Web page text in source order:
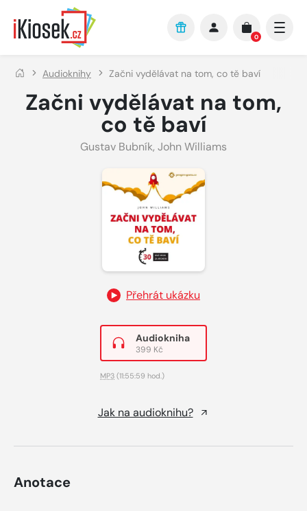
Přejít na hlavní obsah
0
Audioknihy Začni vydělávat na tom, co tě baví
Začni vydělávat na tom,
co tě baví
Gustav Bubník, John Williams
Přehrát ukázku
Audiokniha
399 Kč
MP3 (11:55:59 hod.)
Jak na audioknihu?
Anotace